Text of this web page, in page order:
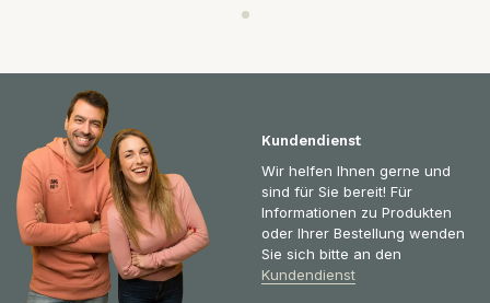
Kundendienst
Wir helfen Ihnen gerne und
sind für Sie bereit! Für
Informationen zu Produkten
oder Ihrer Bestellung wenden
Sie sich bitte an den
Kundendienst